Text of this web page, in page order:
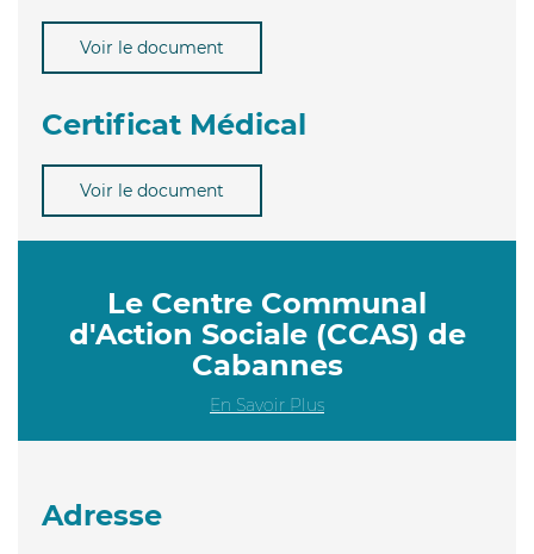
Voir le document
Certificat Médical
Voir le document
Le Centre Communal
d'Action Sociale (CCAS) de
Cabannes
En Savoir Plus
Adresse